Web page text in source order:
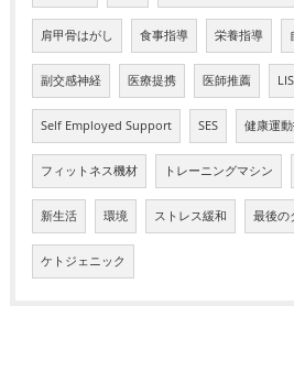
肩甲骨はがし 食事指導 栄養指導
副交感神経 医療提携 医師推薦
Self Employed Support SES 健康運
フィットネス機材 トレーニングマシン
新生活 環境 ストレス緩和 最後の
ケトジェニック